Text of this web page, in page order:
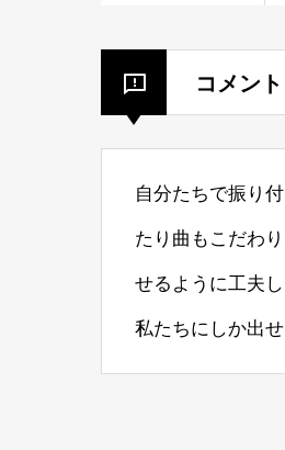
コメント
自分たちで振り
たり曲もこだわ
せるように工夫し
私たちにしか出